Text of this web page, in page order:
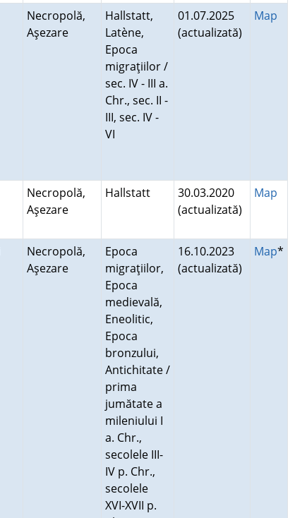
Necropolă,
Aşezare
Hallstatt,
Latène,
Epoca
migraţiilor /
sec. IV - III a.
Chr., sec. II -
III, sec. IV -
VI
01.07.2025
(actualizată)
Map
Necropolă,
Aşezare
Hallstatt
30.03.2020
(actualizată)
Map
Necropolă,
Aşezare
Epoca
migraţiilor,
Epoca
medievală,
Eneolitic,
Epoca
bronzului,
Antichitate /
prima
jumătate a
mileniului I
a. Chr.,
secolele III-
IV p. Chr.,
secolele
XVI-XVII p.
16.10.2023
(actualizată)
Map*